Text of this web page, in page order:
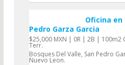
Oficina en
Pedro Garza Garci­a
$25,000 MXN | 0R | 2B | 100m2
Terr.
Bosques Del Valle, San Pedro
Nuevo Leon.